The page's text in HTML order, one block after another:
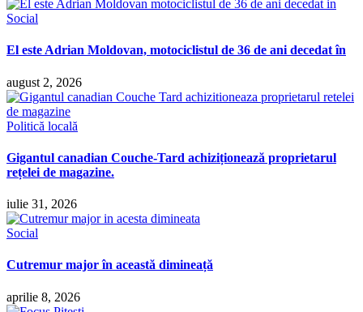
Social
El este Adrian Moldovan, motociclistul de 36 de ani decedat în
august 2, 2026
Politică locală
Gigantul canadian Couche-Tard achiziționează proprietarul
rețelei de magazine.
iulie 31, 2026
Social
Cutremur major în această dimineață
aprilie 8, 2026